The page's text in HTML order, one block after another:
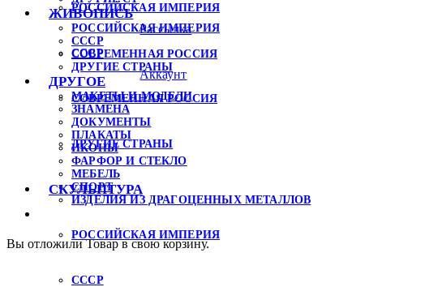
Рассылка
Аккаунт
ЖИВОПИСЬ
РОССИЙСКАЯ ИМПЕРИЯ
СССР
СОВРЕМЕННАЯ РОССИЯ
ДРУГИЕ СТРАНЫ
ДРУГОЕ
МАКЕТЫ И МОДЕЛИ
ЗНАМЕНА
ДОКУМЕНТЫ
ПЛАКАТЫ
ИКОНЫ
ФАРФОР И СТЕКЛО
МЕБЕЛЬ
СПОРТ
ИЗДЕЛИЯ ИЗ ДРАГОЦЕННЫХ МЕТАЛЛОВ
Вы отложилиТоварв свою корзину.
РОССИЙСКАЯ ИМПЕРИЯ
СССР
СОВРЕМЕННАЯ РОССИЯ
ДРУГИЕ СТРАНЫ
СКУЛЬПТУРА
РОССИЙСКАЯ ИМПЕРИЯ
СССР